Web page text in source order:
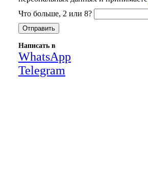
Что больше, 2 или 8?
Написать в
WhatsApp
Telegram